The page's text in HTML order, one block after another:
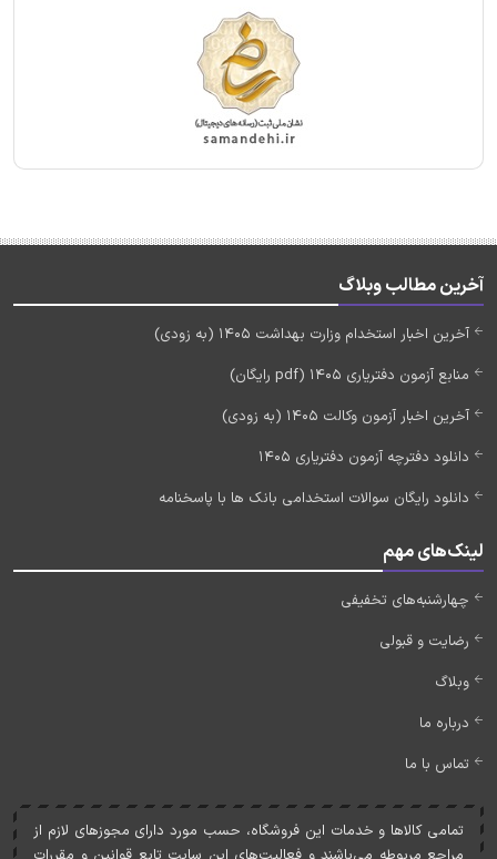
آخرین مطالب وبلاگ
آخرین اخبار استخدام وزارت بهداشت 1405 (به زودی)
منابع آزمون دفتریاری 1405 (pdf رایگان)
آخرین اخبار آزمون وکالت 1405 (به زودی)
دانلود دفترچه آزمون دفتریاری 1405
دانلود رایگان سوالات استخدامی بانک ها با پاسخنامه
لینک‌های مهم
چهارشنبه‌های تخفیفی
رضایت و قبولی
وبلاگ
درباره ما
تماس با ما
تمامی کالاها و خدمات اين فروشگاه، حسب مورد دارای مجوزهای لازم از